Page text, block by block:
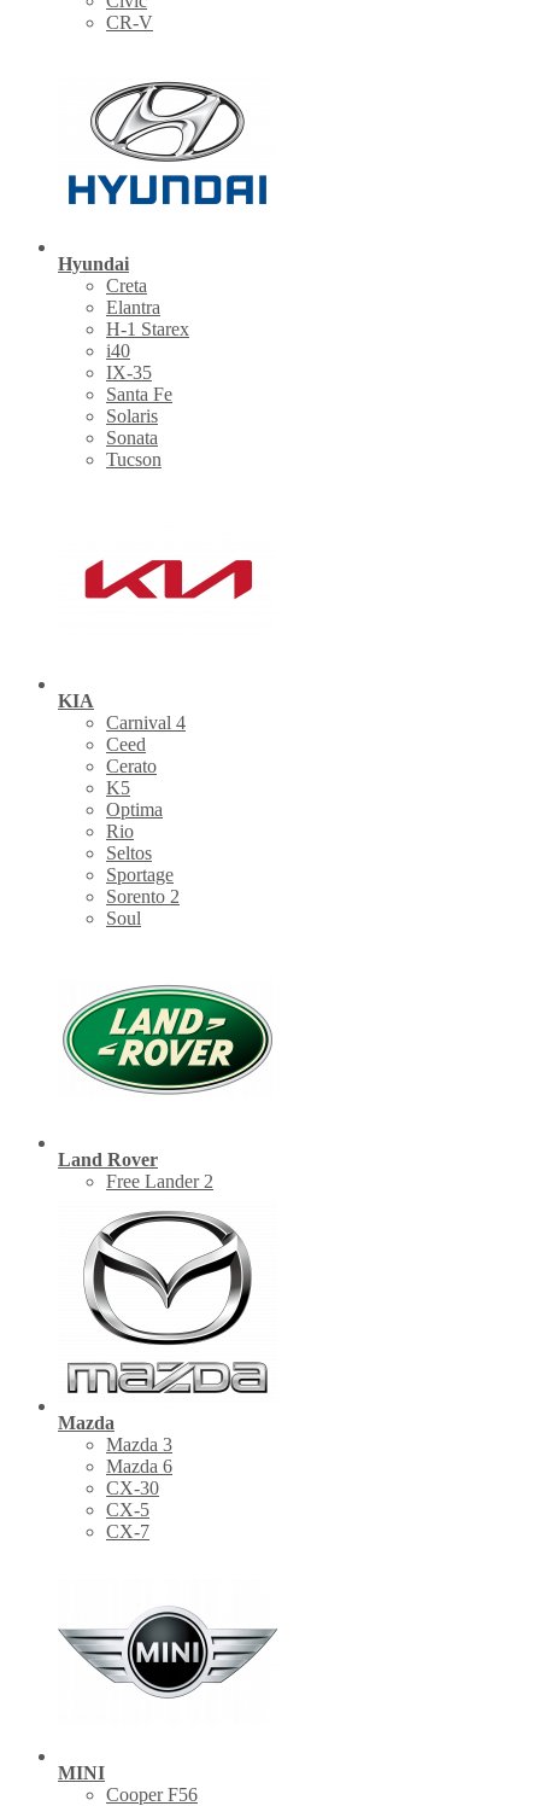
CR-V
Hyundai
Creta
Elantra
H-1 Starex
i40
IX-35
Santa Fe
Solaris
Sonata
Tucson
KIA
Carnival 4
Ceed
Cerato
K5
Optima
Rio
Seltos
Sportage
Sorento 2
Soul
Land Rover
Free Lander 2
Mazda
Mazda 3
Mazda 6
CX-30
СХ-5
CX-7
MINI
Cooper F56